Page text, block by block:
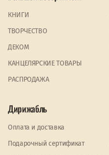
КНИГИ
ТВОРЧЕСТВО
ДЕКОМ
КАНЦЕЛЯРСКИЕ ТОВАРЫ
PАСПРОДАЖА
Дирижабль
Оплата и доставка
Подарочный сертификат